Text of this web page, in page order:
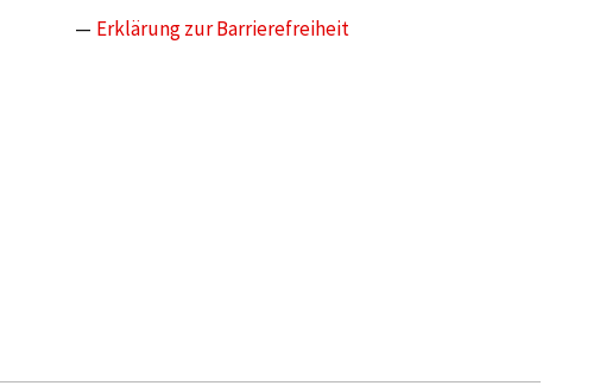
Erklärung zur Barrierefreiheit